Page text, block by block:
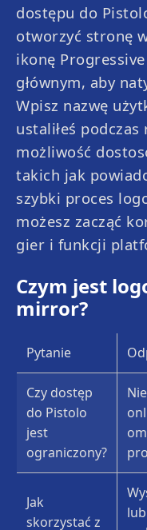
dostępu do
otworzyć stronę
ikonę
głównym, aby
Wpisz nazwę
ustaliłeś
możliwość
takich jak
szybki proces
możesz zacząć
gier i funkcji
Czym jest
mirror?
Pytanie
Czy dostęp
do Pistolo
jest
ograniczony?
Jak
skorzystać z